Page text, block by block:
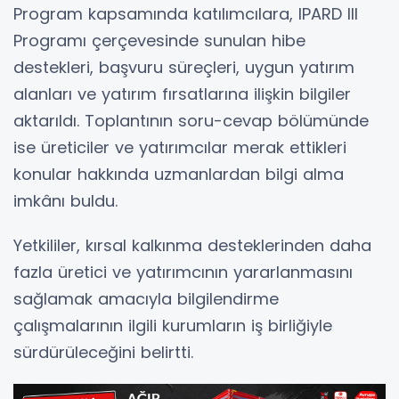
Program kapsamında katılımcılara, IPARD III
Programı çerçevesinde sunulan hibe
destekleri, başvuru süreçleri, uygun yatırım
alanları ve yatırım fırsatlarına ilişkin bilgiler
aktarıldı. Toplantının soru-cevap bölümünde
ise üreticiler ve yatırımcılar merak ettikleri
konular hakkında uzmanlardan bilgi alma
imkânı buldu.
Yetkililer, kırsal kalkınma desteklerinden daha
fazla üretici ve yatırımcının yararlanmasını
sağlamak amacıyla bilgilendirme
çalışmalarının ilgili kurumların iş birliğiyle
sürdürüleceğini belirtti.